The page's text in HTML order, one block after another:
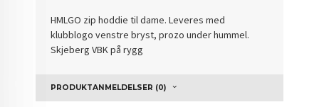
HMLGO zip hoddie til dame. Leveres med
klubblogo venstre bryst, prozo under hummel.
Skjeberg VBK på rygg
PRODUKTANMELDELSER (0)